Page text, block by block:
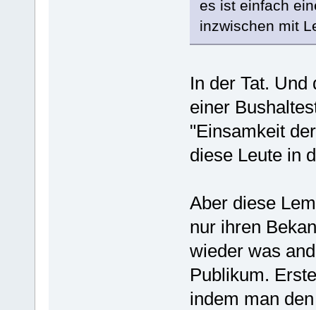
es ist einfach
inzwischen mit
In der Tat.
einer
"Einsamkeit
diese Leute in
Aber diese
nur ihren
wieder was
Publikum.
indem man